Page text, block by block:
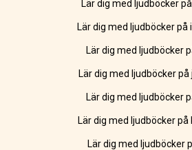
Lär dig med ljudböcker
Lär dig med ljudböcker på
Lär dig med ljudböcker
Lär dig med ljudböcker på
Lär dig med ljudböcker
Lär dig med ljudböcker på
Lär dig med ljudböcker